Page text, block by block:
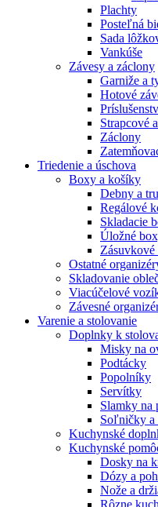
Plachty
Posteľná
Sada
Vankúše
Závesy a záclony
Garniže a
Hotové
Strapcové
Záclony
Triedenie a úschova
Boxy a košíky
Debny a
Regálové
Skladacie
Úložné
Ostatné
Skladovanie
Viacúčelové
Závesné
Varenie a stolovanie
Doplnky k
Misky na
Podtácky
Popolníky
Servítky
Slamky na
Soľničky a
Kuchynské
Kuchynské
Dosky na
Dózy a
Nože a
Rôzne